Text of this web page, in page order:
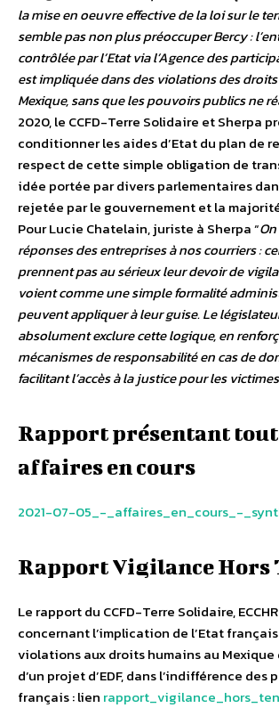
la mise en oeuvre effective de la loi sur le
semble pas non plus préoccuper Bercy :
contrôlée par l’Etat via l’Agence des
est impliquée dans des violations des
Mexique, sans que les pouvoirs publics ne
2020, le CCFD-Terre Solidaire et Sherpa
conditionner les aides d’Etat du plan de
respect de cette simple obligation de
idée portée par divers parlementaires
rejetée par le gouvernement et la
Pour Lucie Chatelain, juriste à Sherpa “
réponses des entreprises à nos courriers :
prennent pas au sérieux leur devoir de
voient comme une simple formalité
peuvent appliquer à leur guise. Le
absolument exclure cette logique, en
mécanismes de responsabilité en cas de
facilitant l’accès à la justice pour les victimes
Rapport présentant
affaires en cours
2021-07-05_-_affaires_en_cours_-
Rapport Vigilance Hors
Le rapport du CCFD-Terre Solidaire,
concernant l’implication de l’Etat
violations aux droits humains au Mexique
d’un projet d’EDF, dans l’indifférence des
français : lien